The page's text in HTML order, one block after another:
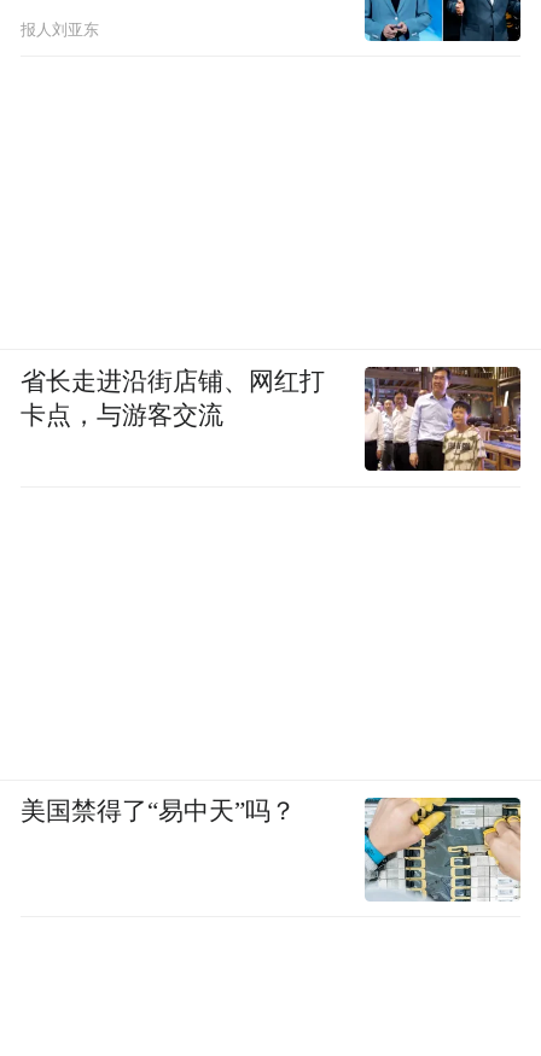
报人刘亚东
省长走进沿街店铺、网红打
卡点，与游客交流
美国禁得了“易中天”吗？